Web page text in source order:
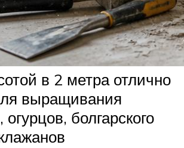
в 2 метра отлично
выращивания
болгарского